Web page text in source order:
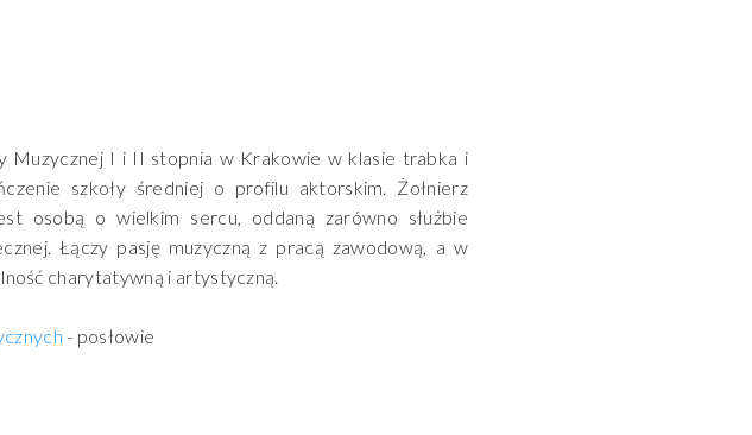
Muzycznej I i II stopnia w Krakowie w klasie trabka i
szkoły średniej o profilu aktorskim. Żołnierz
osobą o wielkim sercu, oddaną zarówno służbie
Łączy pasję muzyczną z pracą zawodową, a w
charytatywną i artystyczną.
- posłowie